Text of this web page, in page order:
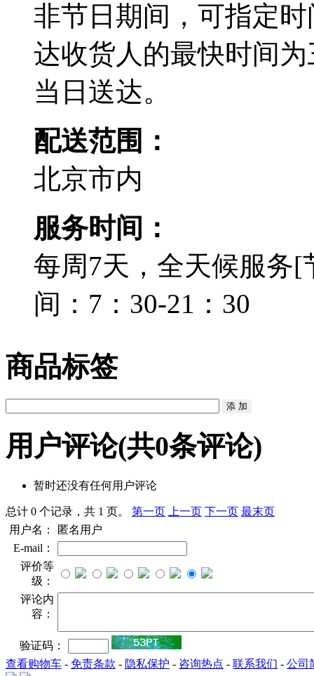
非节日期间，可指定
达收货人的最快时间
当日送达。
配送范围：
北京市内
服务时间：
每周7天，全天候服务
间：7：30-21：30
商品标签
用户评论(共0条评论)
暂时还没有任何用户评论
总计 0 个记录，共 1 页。 第一页 上一页 下一页 最末页
用户名：
匿名用户
E-mail：
评价等
级：
评论内
容：
验证码：
查看购物车 - 免责条款 - 隐私保护 - 咨询热点 - 联系我们 - 公司